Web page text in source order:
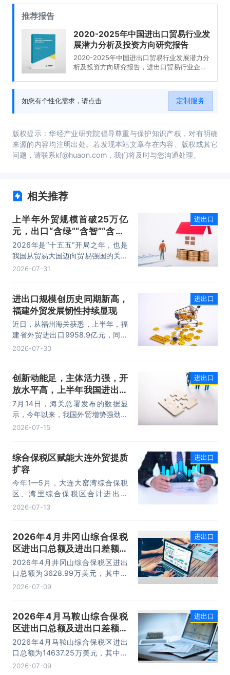
推荐报告
2020-2025年中国进出口贸易行业发
展潜力分析及投资方向研究报告
2020-2025年中国进出口贸易行业发展潜力分
析及投资方向研究报告，进出口贸易行业企业
易行业投资风险与营销分析，2020-2025年中
国进出口贸易行业发展战略及规划建议。
如您有个性化需求，请点击 定制服务
版权提示：华经产业研究院倡导尊重与保护知识产权，对有明确
来源的内容均注明出处。若发现本站文章存在内容、版权或其它
问题，请联系kf@huaon.com，我们将及时与您沟通处理。
相关推荐
上半年外贸规模首破25万亿
元，出口“含绿”“含智”“含新”
量稳步攀升
2026年是“十五五”开局之年，也是
我国从贸易大国迈向贸易强国的关键
时期。上半年，我国进出口规模历史
品为代表的高附加值产品出口占比显
著提升，成为外贸提质增效的核心引
擎，为加快建设贸易强国注入了强劲
动力。
2026-07-31
进出口
进出口规模创历史同期新高，
福建外贸发展韧性持续显现
近日，从福州海关获悉，上半年，福
建省外贸进出口9958.9亿元，同比
增长8.2%。其中，出口5740.1亿
进口规模均创历史同期新高，外贸运
行呈现“稳中有进，进中提质”的良好
态势。
2026-07-30
进出口
创新动能足，主体活力强，开
放水平高，上半年我国进出口
规模首次突破25万亿元
7月14日，海关总署发布的数据显
示，今年以来，我国外贸增势强劲、
走势稳健。据海关统计，今年上半
14.73万亿元，增长13.4%，进口
10.74万亿元，增长22.1%。
2026-07-15
进出口
综合保税区赋能大连外贸提质
扩容
今年1—5月，大连大窑湾综合保税
区、湾里综合保税区合计进出口
332.22亿元，同比增长21%，占大
台。
2026-07-13
进出口
2026年4月井冈山综合保税
区进出口总额及进出口差额统
计分析
2026年4月井冈山综合保税区进出
口总额为3628.99万美元，其中：
出口额为1562.95万美元，进口额为
2026-07-09
进出口
2026年4月马鞍山综合保税
区进出口总额及进出口差额统
计分析
2026年4月马鞍山综合保税区进出
口总额为14637.25万美元，其中：
出口额为14365.71万美元，进口额
2026-07-09
进出口